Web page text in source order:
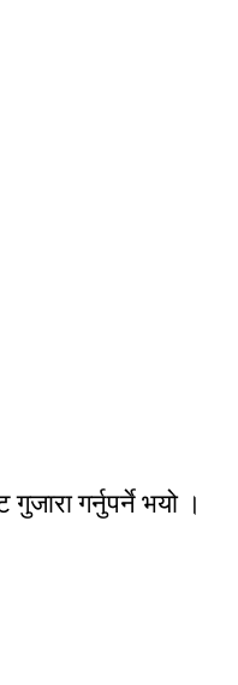
गर्नुपर्ने भयो ।